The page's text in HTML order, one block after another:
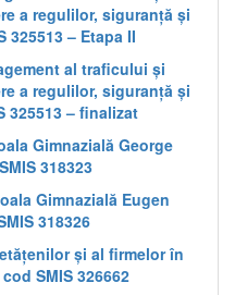
a regulilor, siguranță și
325513 – Etapa II
al traficului și
a regulilor, siguranță și
325513 – finalizat
Gimnazială George
318323
Gimnazială Eugen
318326
și al firmelor în
SMIS 326662